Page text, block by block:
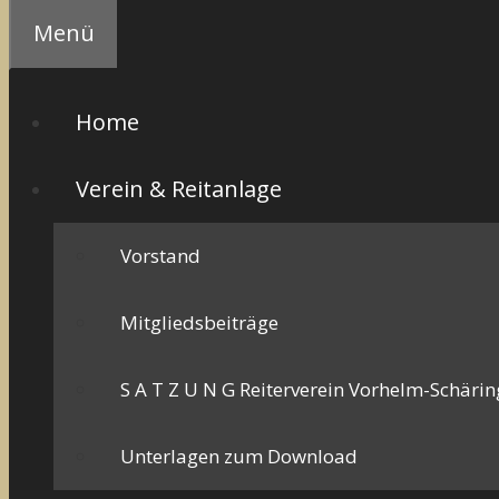
Menü
Home
Verein & Reitanlage
Vorstand
Mitgliedsbeiträge
S A T Z U N G Reiterverein Vorhelm-
Unterlagen zum Download